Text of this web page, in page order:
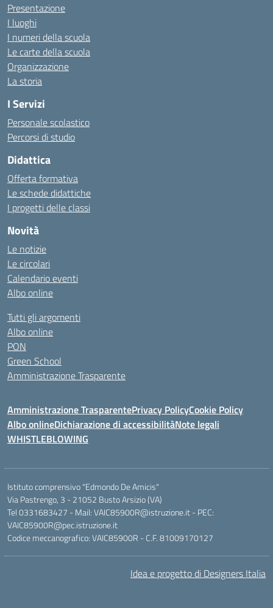
Presentazione
I luoghi
I numeri della scuola
Le carte della scuola
Organizzazione
La storia
I Servizi
Personale scolastico
Percorsi di studio
Didattica
Offerta formativa
Le schede didattiche
I progetti delle classi
Novità
Le notizie
Le circolari
Calendario eventi
Albo online
Tutti gli argomenti
Albo online
PON
Green School
Amministrazione Trasparente
Amministrazione TrasparentePrivacy PolicyCookie Policy
Albo onlineDichiarazione di accessibilitàNote legali
WHISTLEBLOWING
Istituto comprensivo "Edmondo De Amicis"
Via Pastrengo, 3 - 21052 Busto Arsizio (VA)
Tel 0331683427 - Mail: VAIC85900R@istruzione.it - PEC:
VAIC85900R@pec.istruzione.it
Codice meccanografico: VAIC85900R - C.F. 81009170127
Idea e progetto di Designers Italia